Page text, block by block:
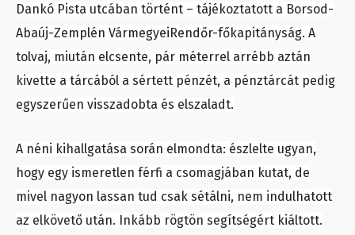
Dankó Pista utcában történt – tájékoztatott a Borsod-
Abaúj-Zemplén VármegyeiRendőr-főkapitányság. A
tolvaj, miután elcsente, pár méterrel arrébb aztán
kivette a tárcából a sértett pénzét, a pénztárcát pedig
egyszerűen visszadobta és elszaladt.
A néni kihallgatása során elmondta: észlelte ugyan,
hogy egy ismeretlen férfi a csomagjában kutat, de
mivel nagyon lassan tud csak sétálni, nem indulhatott
az elkövető után. Inkább rögtön segítségért kiáltott.